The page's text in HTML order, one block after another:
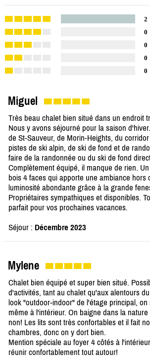
2
0
0
0
0
Miguel
Très beau chalet bien situé dans un endroit
Nous y avons séjourné pour la saison
de St-Sauveur, de Morin-Heights, du
pistes de ski alpin, de ski de fond et de
faire de la randonnée ou du ski de fond
Complètement équipé, il manque de rien.
bois 4 faces qui apporte une ambiance hors
luminosité abondante grâce à la grande
Propriétaires sympathiques et disponibles.
parfait pour vos prochaines vacances.
Séjour : Décembre 2023
Mylene
Chalet bien équipé et super bien situé.
d'activités, tant au chalet qu'aux alentours
look "outdoor-indoor" de l'étage principal,
même à l'intérieur. On baigne dans la
non! Les lits sont très confortables et il fait
chambres, donc on y dort bien.
Mention spéciale au foyer 4 côtés à
réunir confortablement tout autour!